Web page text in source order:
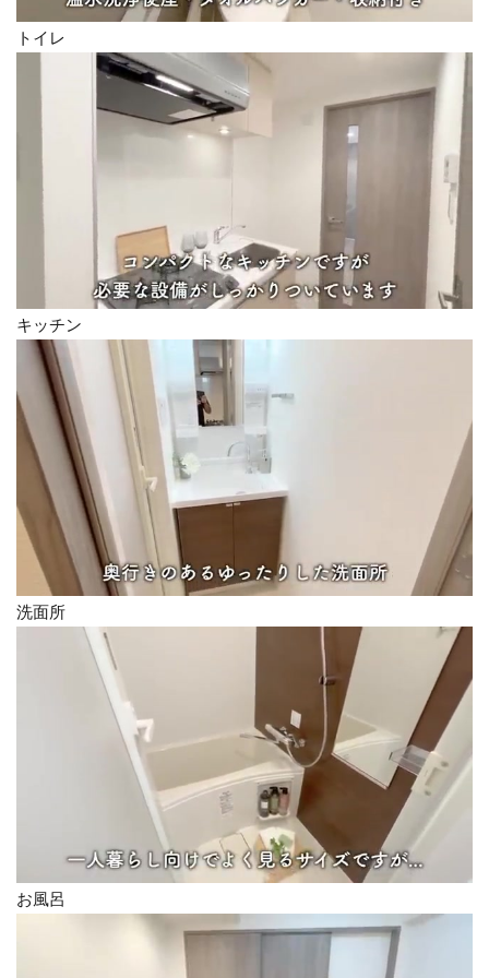
トイレ
キッチン
洗面所
お風呂